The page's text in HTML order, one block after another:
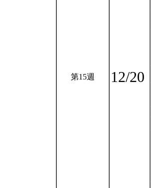
第15週 12/20